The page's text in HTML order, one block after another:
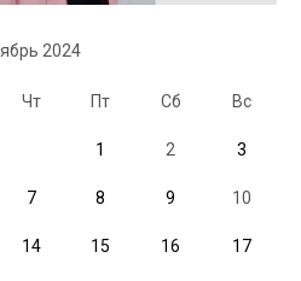
2024
Чт Пт Сб Вс
1 2 3
7 8 9 10
14 15 16 17